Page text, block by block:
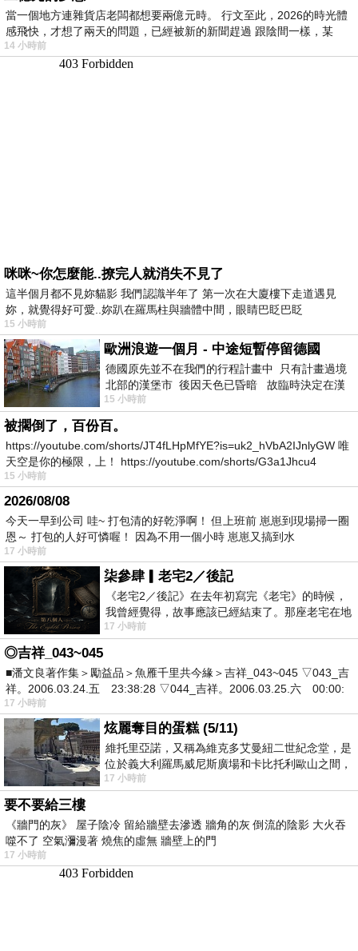
當一個地方連雜貨店老闆都想要兩億元時。 行文至此，2026的時光體
感飛快，才想了兩天的問題，已經被新的新聞趕過 跟陰間一樣，某
14 小時前
咪咪~你怎麼能..撩完人就消失不見了
這半個月都不見妳貓影 我們認識半年了 第一次在大廈樓下走道遇見
妳，就覺得好可愛..妳趴在羅馬柱與牆體中間，眼睛巴眨巴眨
15 小時前
歐洲浪遊一個月 - 中途短暫停留德國
德國原先並不在我們的行程計畫中 只有計畫過境
北部的漢堡市 後因天色已昏暗 故臨時決定在漢
堡市吃晚餐和過夜
15 小時前
被擱倒了，百份百。
https://youtube.com/shorts/JT4fLHpMfYE?is=uk2_hVbA2IJnlyGW 唯
天空是你的極限，上！ https://youtube.com/shorts/G3a1Jhcu4
15 小時前
2026/08/08
今天一早到公司 哇~ 打包清的好乾淨啊！ 但上班前 崽崽到現場掃一圈
恩～ 打包的人好可憐喔！ 因為不用一個小時 崽崽又搞到水
17 小時前
柒參肆▎老宅2／後記
《老宅2／後記》在去年初寫完《老宅》的時候，
我曾經覺得，故事應該已經結束了。那座老宅在地
震中倒塌，七個人終於離開那片黑暗，
17 小時前
◎吉祥_043~045
■潘文良著作集＞勵益品＞魚雁千里共今緣＞吉祥_043~045 ▽043_吉
祥。2006.03.24.五 23:38:28 ▽044_吉祥。2006.03.25.六 00:00:
17 小時前
炫麗奪目的蛋糕 (5/11)
維托里亞諾，又稱為維克多艾曼紐二世紀念堂，是
位於義大利羅馬威尼斯廣場和卡比托利歐山之間，
用以紀念統一義大利統一後的的第一位國
17 小時前
要不要給三樓
《牆門的灰》 屋子陰冷 留給牆壁去滲透 牆角的灰 倒流的陰影 大火吞
噬不了 空氣瀰漫著 燒焦的虛無 牆壁上的門
17 小時前